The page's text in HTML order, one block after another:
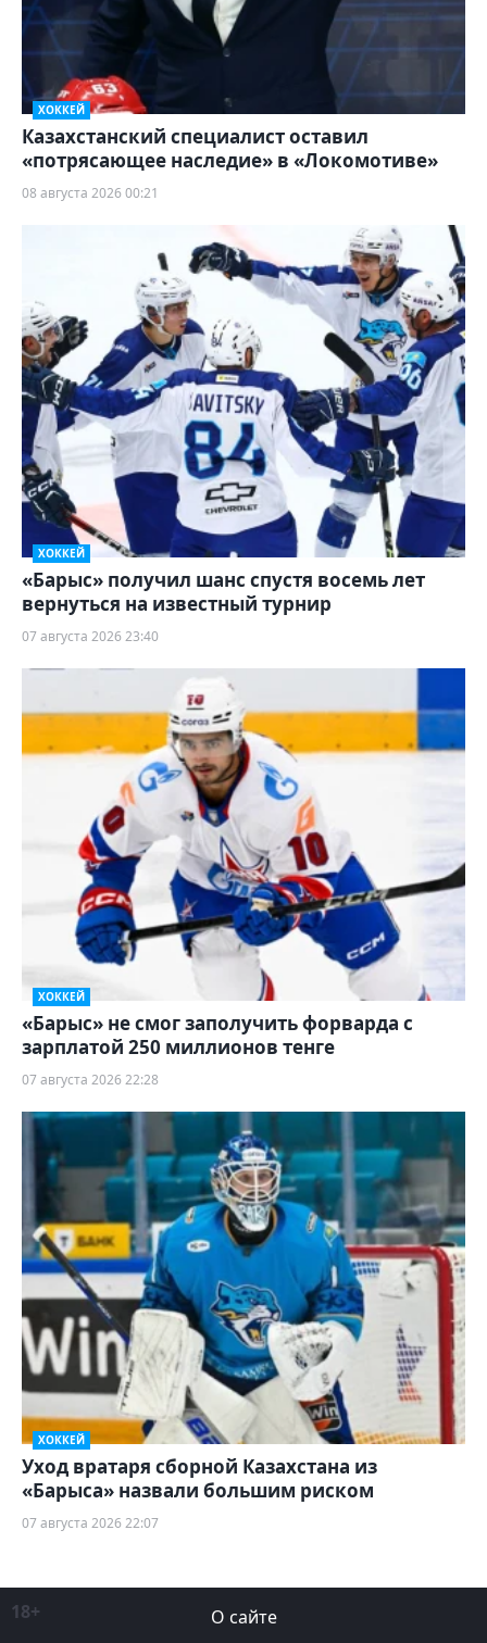
ХОККЕЙ
Казахстанский специалист оставил
«потрясающее наследие» в «Локомотиве»
08 августа 2026 00:21
ХОККЕЙ
«Барыс» получил шанс спустя восемь лет
вернуться на известный турнир
07 августа 2026 23:40
ХОККЕЙ
«Барыс» не смог заполучить форварда с
зарплатой 250 миллионов тенге
07 августа 2026 22:28
ХОККЕЙ
Уход вратаря сборной Казахстана из
«Барыса» назвали большим риском
07 августа 2026 22:07
18+ О сайте